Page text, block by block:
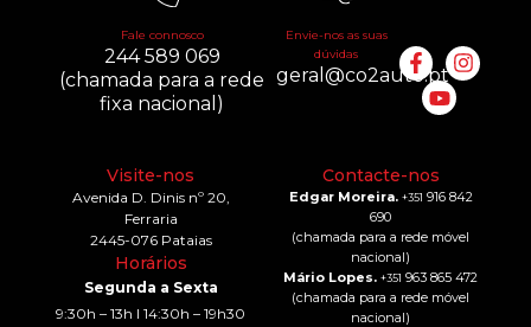
Visite-nos
Avenida D. Dinis nº 20,
Ferraria
2445-076 Pataias
Horários
Segunda a Sexta
9:30h – 13h I 14:30h – 19h30
Contacte-nos
Edgar Moreira. +351 916 842
690
(chamada para a rede móvel
nacional)
Mário Lopes. +351 963 865 472
(chamada para a rede móvel
nacional)
Fale connosco
244 589 069
(chamada para a rede
fixa nacional)
Envie-nos as suas
dúvidas
geral@co2auto.pt